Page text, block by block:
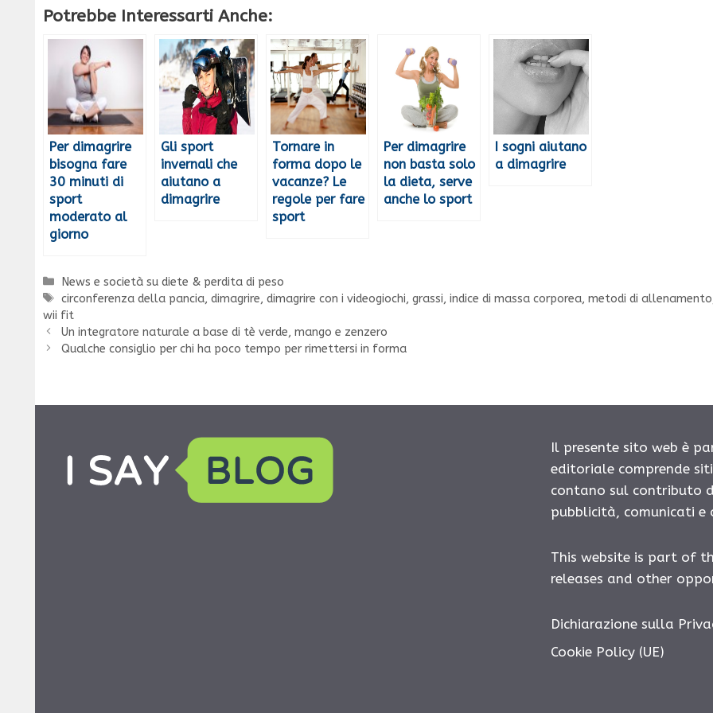
Potrebbe Interessarti Anche:
Per dimagrire
bisogna fare
30 minuti di
sport
moderato al
giorno
Gli sport
invernali che
aiutano a
dimagrire
Tornare in
forma dopo le
vacanze? Le
regole per fare
sport
Per dimagrire
non basta solo
la dieta, serve
anche lo sport
I sogni aiutano
a dimagrire
Categorie
News e società su diete & perdita di peso
Tag
circonferenza della pancia,dimagrire,dimagrire con i videogiochi,grassi,indice di massa corporea,metodi di allenamento
wii fit
Un integratore naturale a base di tè verde, mango e zenzero
Qualche consiglio per chi ha poco tempo per rimettersi in forma
Il presente sito web è
editoriale comprende
contano sul contributo
pubblicità, comunicati
This website is part of
releases and other
Dichiarazione sulla
Cookie Policy (UE)